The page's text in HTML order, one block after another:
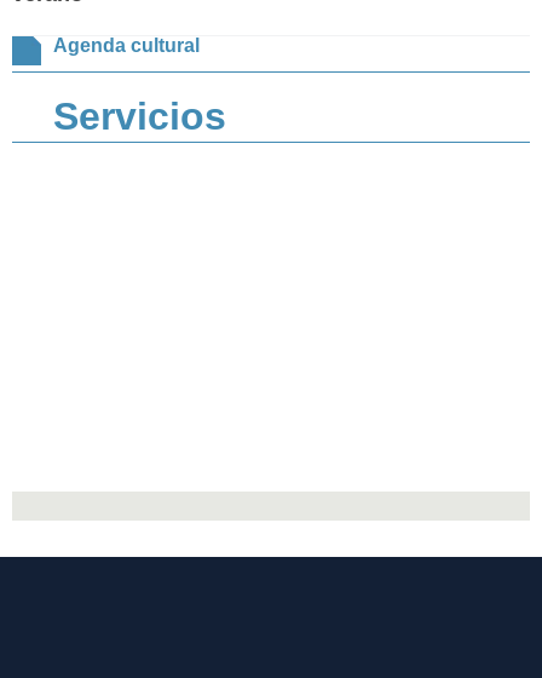
Agenda cultural
Servicios